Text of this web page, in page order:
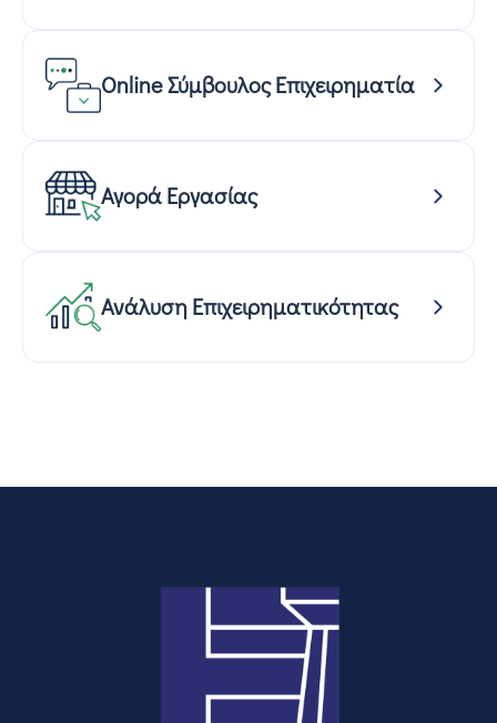
Online Σύμβουλος Επιχειρηματία
Αγορά Εργασίας
Ανάλυση Επιχειρηματικότητας